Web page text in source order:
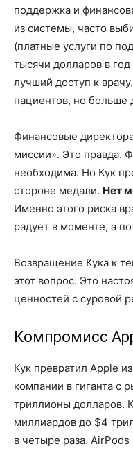
поддержка и
из системы, часто
(платные услуги по
тысячи долларов в
лучший доступ к
пациентов, но больше
Финансовые
миссии». Это правда.
необходима. Но Кук
стороне медали. Нет
Именно этого риска
радует в моменте, а
Возвращение Кука к
этот вопрос. Это
ценностей с суровой
Компромисс
Кук превратил Apple
компании в гиганта с
триллионы долларов.
миллиардов до $4
в четыре раза.